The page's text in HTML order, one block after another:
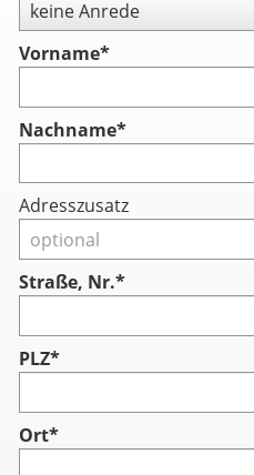
Vorname*
Nachname*
Adresszusatz
Straße, Nr.*
PLZ*
Ort*